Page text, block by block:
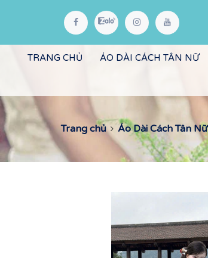
TRANG CHỦ ÁO DÀI CÁCH TÂN NỮ
Trang chủ Áo Dài Cách Tân Nữ